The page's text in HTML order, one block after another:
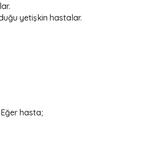
yetişkin hastalar.
hasta;